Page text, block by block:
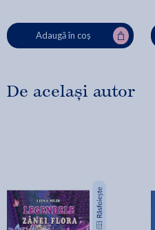
Adaugă în coș
De același autor